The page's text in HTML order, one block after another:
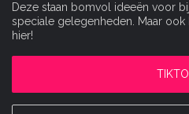
Deze staan bomvol ideeën voor
speciale gelegenheden. Maar
hier!